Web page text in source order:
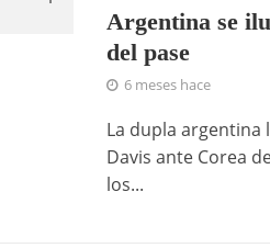
Argentina se
del pase
6 meses hace
La dupla
Davis ante Corea
los...